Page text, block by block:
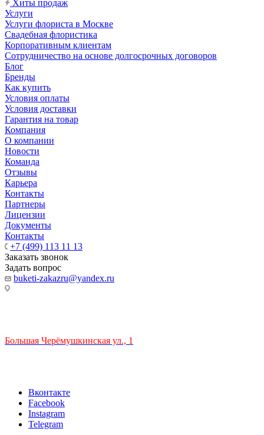
Хиты продаж
Услуги
Услуги флориста в Москве
Свадебная флористика
Корпоративным клиентам
Сотрудничество на основе долгосрочных договоров
Блог
Бренды
Как купить
Условия оплаты
Условия доставки
Гарантия на товар
Компания
О компании
Новости
Команда
Отзывы
Карьера
Контакты
Партнеры
Лицензии
Документы
Контакты
+7 (499) 113 11 13
Заказать звонок
Задать вопрос
buketi-zakazru@yandex.ru
Большая Черёмушкинская ул., 1
Вконтакте
Facebook
Instagram
Telegram